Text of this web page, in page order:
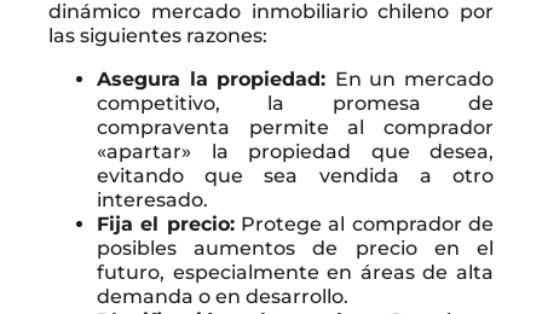
dinámico mercado inmobiliario chileno por
las siguientes razones:
Asegura la propiedad: En un mercado
competitivo, la promesa de
compraventa permite al comprador
«apartar» la propiedad que desea,
evitando que sea vendida a otro
interesado.
Fija el precio:Protege al comprador de
posibles aumentos de precio en el
futuro, especialmente en áreas de alta
demanda o en desarrollo.